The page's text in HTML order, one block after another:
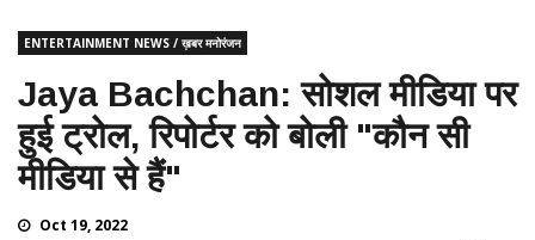
ENTERTAINMENT NEWS / ख़बर मनोरंजन
Jaya Bachchan: सोशल मीडिया पर
हुई ट्रोल, रिपोर्टर को बोली "कौन सी
मीडिया से हैं"
Oct 19, 2022